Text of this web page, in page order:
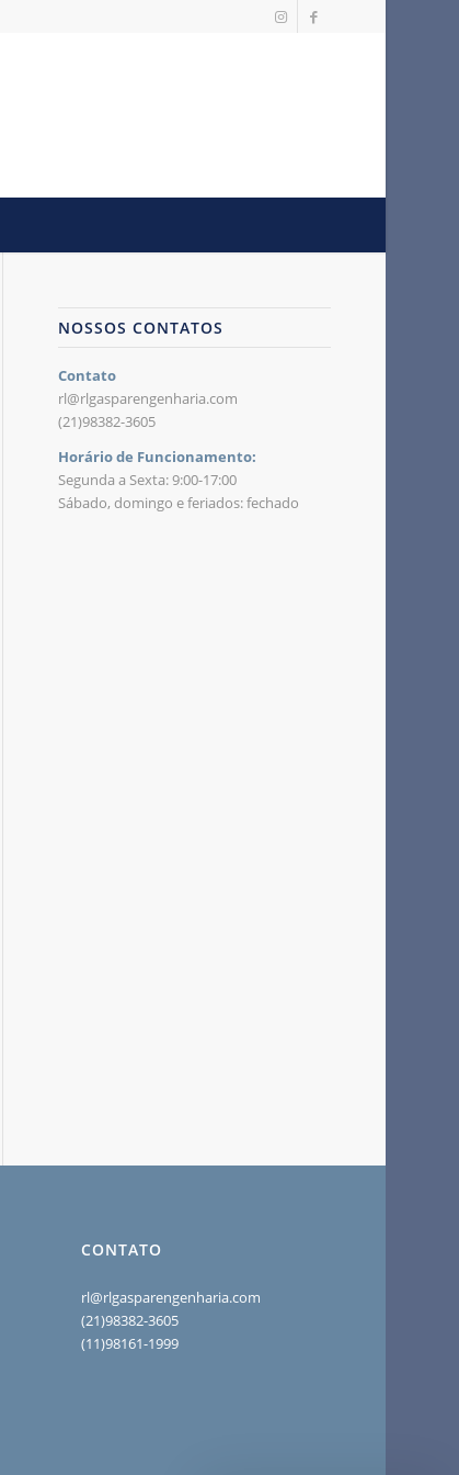
NOSSOS CONTATOS
Contato
rl@rlgasparengenharia.com
(21)98382-3605
Horário de Funcionamento:
Segunda a Sexta: 9:00-17:00
Sábado, domingo e feriados: fechado
CONTATO
rl@rlgasparengenharia.com
(21)98382-3605
(11)98161-1999